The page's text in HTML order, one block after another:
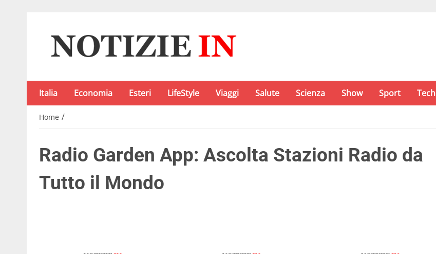
Italia Economia Esteri LifeStyle Viaggi Salute Scienza Show Sport Tech
Home /
Radio Garden App: Ascolta Stazioni Radio da
Tutto il Mondo